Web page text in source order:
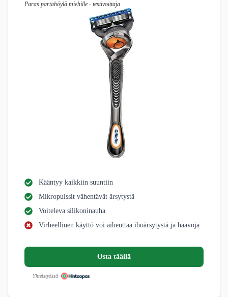
Paras partahöylä miehille - testivoittaja
Kääntyy kaikkiin suuntiin
Mikropulssit vähentävät ärsytystä
Voiteleva silikoninauha
Virheellinen käyttö voi aiheuttaa ihoärsytystä ja haavoja
Osta täällä
Yhteistyössä